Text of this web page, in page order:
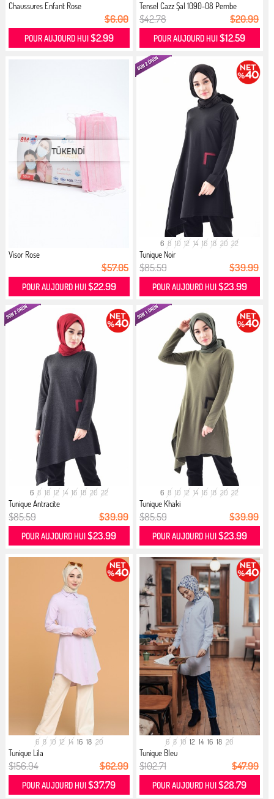
Chaussures Enfant Rose
$6.00
POUR AUJOURD HUI$2.99
Tensel Cazz Şal 1090-08 Pembe
$42.78 $20.99
POUR AUJOURD HUI$12.59
Visor Rose
$57.05
POUR AUJOURD HUI $22.99
6 8 10 12 14 16 18 20 22
Tunique Noir
$85.59 $39.99
POUR AUJOURD HUI $23.99
6 8 10 12 14 16 18 20 22
Tunique Antracite
$85.59 $39.99
POUR AUJOURD HUI$23.99
6 8 10 12 14 16 18 20 22
Tunique Khaki
$85.59 $39.99
POUR AUJOURD HUI $23.99
6 8 10 12 14 16 18 20
Tunique Lila
$156.94 $62.99
POUR AUJOURD HUI$37.79
6 8 10 12 14 16 18 20
Tunique Bleu
$102.71 $47.99
POUR AUJOURD HUI$28.79